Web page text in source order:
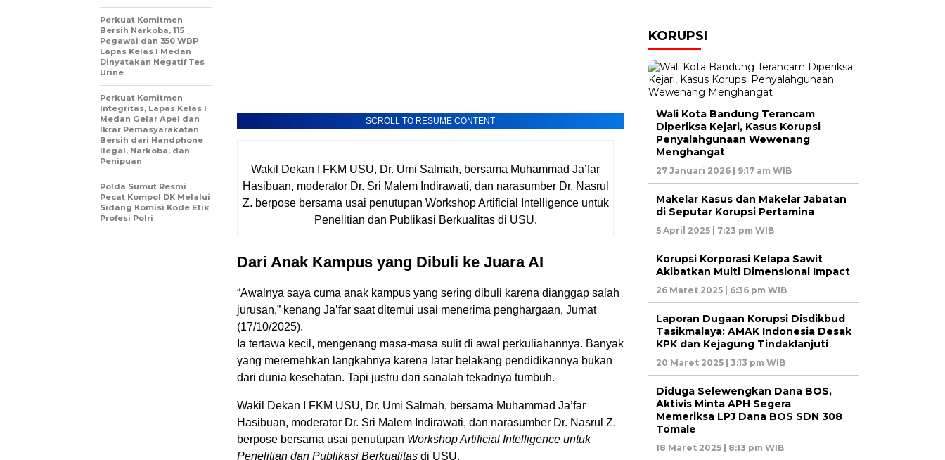
SCROLL TO RESUME CONTENT
Wakil Dekan I FKM USU, Dr. Umi Salmah, bersama Muhammad Ja’far
Hasibuan, moderator Dr. Sri Malem Indirawati, dan narasumber Dr. Nasrul
Z. berpose bersama usai penutupan Workshop Artificial Intelligence untuk
Penelitian dan Publikasi Berkualitas di USU.
Dari Anak Kampus yang Dibuli ke Juara AI
“Awalnya saya cuma anak kampus yang sering dibuli karena dianggap salah
jurusan,” kenang Ja’far saat ditemui usai menerima penghargaan, Jumat
(17/10/2025).
Ia tertawa kecil, mengenang masa-masa sulit di awal perkuliahannya. Banyak
yang meremehkan langkahnya karena latar belakang pendidikannya bukan
dari dunia kesehatan. Tapi justru dari sanalah tekadnya tumbuh.
Wakil Dekan I FKM USU, Dr. Umi Salmah, bersama Muhammad Ja’far
Hasibuan, moderator Dr. Sri Malem Indirawati, dan narasumber Dr. Nasrul Z.
berpose bersama usai penutupan Workshop Artificial Intelligence untuk
Penelitian dan Publikasi Berkualitas di USU.
Perkuat Komitmen
Bersih Narkoba, 115
Pegawai dan 350 WBP
Lapas Kelas I Medan
Dinyatakan Negatif Tes
Urine
Perkuat Komitmen
Integritas, Lapas Kelas I
Medan Gelar Apel dan
Ikrar Pemasyarakatan
Bersih dari Handphone
Ilegal, Narkoba, dan
Penipuan
Polda Sumut Resmi
Pecat Kompol DK Melalui
Sidang Komisi Kode Etik
Profesi Polri
KORUPSI
Wali Kota Bandung Terancam
Diperiksa Kejari, Kasus Korupsi
Penyalahgunaan Wewenang
Menghangat
27 Januari 2026 | 9:17 am WIB
Makelar Kasus dan Makelar Jabatan
di Seputar Korupsi Pertamina
5 April 2025 | 7:23 pm WIB
Korupsi Korporasi Kelapa Sawit
Akibatkan Multi Dimensional Impact
26 Maret 2025 | 6:36 pm WIB
Laporan Dugaan Korupsi Disdikbud
Tasikmalaya: AMAK Indonesia Desak
KPK dan Kejagung Tindaklanjuti
20 Maret 2025 | 3:13 pm WIB
Diduga Selewengkan Dana BOS,
Aktivis Minta APH Segera
Memeriksa LPJ Dana BOS SDN 308
Tomale
18 Maret 2025 | 8:13 pm WIB